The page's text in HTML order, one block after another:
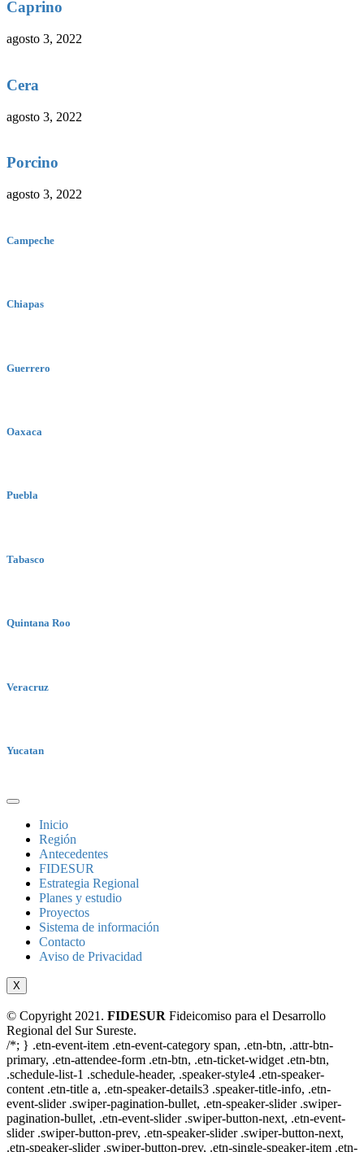
Caprino
agosto 3, 2022
Cera
agosto 3, 2022
Porcino
agosto 3, 2022
Campeche
Chiapas
Guerrero
Oaxaca
Puebla
Tabasco
Quintana Roo
Veracruz
Yucatan
Inicio
Región
Antecedentes
FIDESUR
Estrategia Regional
Planes y estudio
Proyectos
Sistema de información
Contacto
Aviso de Privacidad
X
© Copyright 2021. FIDESUR Fideicomiso para el Desarrollo
Regional del Sur Sureste.
/*; } .etn-event-item .etn-event-category span, .etn-btn, .attr-btn-
primary, .etn-attendee-form .etn-btn, .etn-ticket-widget .etn-btn,
.schedule-list-1 .schedule-header, .speaker-style4 .etn-speaker-
content .etn-title a, .etn-speaker-details3 .speaker-title-info, .etn-
event-slider .swiper-pagination-bullet, .etn-speaker-slider .swiper-
pagination-bullet, .etn-event-slider .swiper-button-next, .etn-event-
slider .swiper-button-prev, .etn-speaker-slider .swiper-button-next,
.etn-speaker-slider .swiper-button-prev, .etn-single-speaker-item .etn-